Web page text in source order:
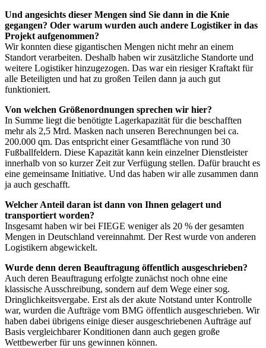
Und angesichts dieser Mengen sind Sie dann in die Knie
gegangen? Oder warum wurden auch andere Logistiker in das
Projekt aufgenommen?
Wir konnten diese gigantischen Mengen nicht mehr an einem
Standort verarbeiten. Deshalb haben wir zusätzliche Standorte und
weitere Logistiker hinzugezogen. Das war ein riesiger Kraftakt für
alle Beteiligten und hat zu großen Teilen dann ja auch gut
funktioniert.
Von welchen Größenordnungen sprechen wir hier?
In Summe liegt die benötigte Lagerkapazität für die beschafften
mehr als 2,5 Mrd. Masken nach unseren Berechnungen bei ca.
200.000 qm. Das entspricht einer Gesamtfläche von rund 30
Fußballfeldern. Diese Kapazität kann kein einzelner Dienstleister
innerhalb von so kurzer Zeit zur Verfügung stellen. Dafür braucht es
eine gemeinsame Initiative. Und das haben wir alle zusammen dann
ja auch geschafft.
Welcher Anteil daran ist dann von Ihnen gelagert und
transportiert worden?
Insgesamt haben wir bei FIEGE weniger als 20 % der gesamten
Mengen in Deutschland vereinnahmt. Der Rest wurde von anderen
Logistikern abgewickelt.
Wurde denn deren Beauftragung öffentlich ausgeschrieben?
Auch deren Beauftragung erfolgte zunächst noch ohne eine
klassische Ausschreibung, sondern auf dem Wege einer sog.
Dringlichkeitsvergabe. Erst als der akute Notstand unter Kontrolle
war, wurden die Aufträge vom BMG öffentlich ausgeschrieben. Wir
haben dabei übrigens einige dieser ausgeschriebenen Aufträge auf
Basis vergleichbarer Konditionen dann auch gegen große
Wettbewerber für uns gewinnen können.